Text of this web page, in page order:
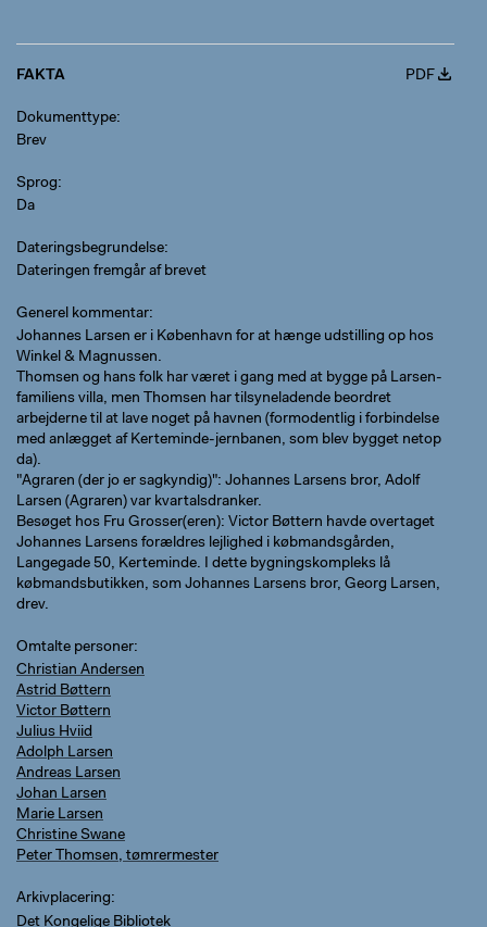
FAKTA PDF
Dokumenttype
Brev
Sprog
Da
Dateringsbegrundelse
Dateringen fremgår af brevet
Generel kommentar
Johannes Larsen er i København for at hænge udstilling op hos
Winkel & Magnussen.
Thomsen og hans folk har været i gang med at bygge på Larsen-
familiens villa, men Thomsen har tilsyneladende beordret
arbejderne til at lave noget på havnen (formodentlig i forbindelse
med anlægget af Kerteminde-jernbanen, som blev bygget netop
da).
"Agraren (der jo er sagkyndig)": Johannes Larsens bror, Adolf
Larsen (Agraren) var kvartalsdranker.
Besøget hos Fru Grosser(eren): Victor Bøttern havde overtaget
Johannes Larsens forældres lejlighed i købmandsgården,
Langegade 50, Kerteminde. I dette bygningskompleks lå
købmandsbutikken, som Johannes Larsens bror, Georg Larsen,
drev.
Omtalte personer
Christian Andersen
Astrid Bøttern
Victor Bøttern
Julius Hviid
Adolph Larsen
Andreas Larsen
Johan Larsen
Marie Larsen
Christine Swane
Peter Thomsen, tømrermester
Arkivplacering
Det Kongelige Bibliotek